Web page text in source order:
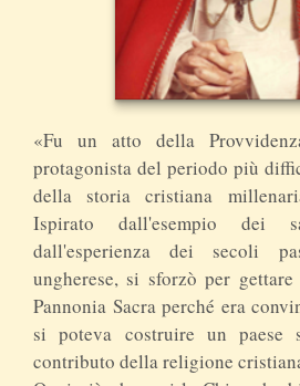
«Fu un atto della
protagonista del periodo più
della storia cristiana
Ispirato dall'esempio dei
dall'esperienza dei secoli
ungherese, si sforzò per
Pannonia Sacra perché era
si poteva costruire un paese
contributo della religione